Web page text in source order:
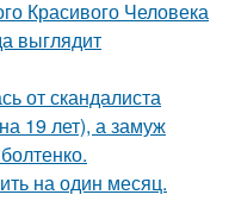
Красивого Человека
выглядит
от скандалиста
19 лет), а замуж
на один месяц.